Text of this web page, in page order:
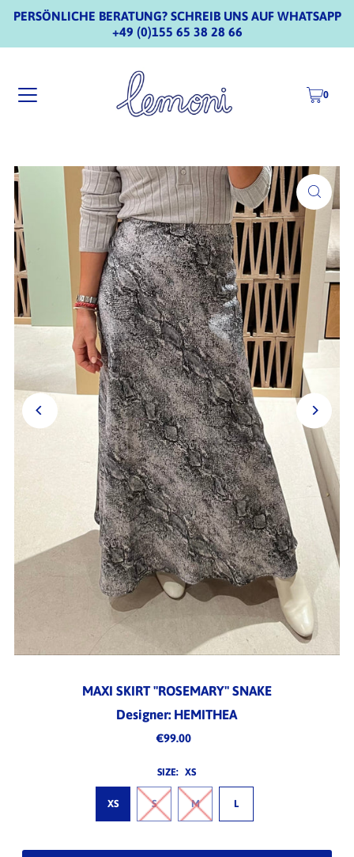
PERSÖNLICHE BERATUNG? SCHREIB UNS AUF WHATSAPP
+49 (0)155 65 38 28 66
0
MAXI SKIRT "ROSEMARY" SNAKE
Designer: HEMITHEA
€99.00
SIZE: XS
XS S M L